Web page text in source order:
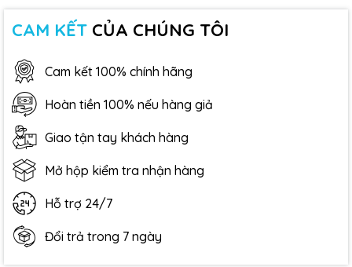
CAM KẾT CỦA CHÚNG TÔI
Cam kết 100% chính hãng
Hoàn tiền 100% nếu hàng giả
Giao tận tay khách hàng
Mở hộp kiểm tra nhận hàng
Hỗ trợ 24/7
Đổi trả trong 7 ngày